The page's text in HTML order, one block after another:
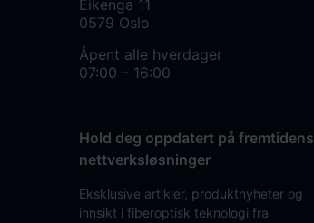
Eikenga 11
0579 Oslo
Åpent alle hverdager
07:00 – 16:00
Hold deg oppdatert på fremtidens
nettverksløsninger
Eksklusive artikler, produktnyheter og
innsikt i fiberoptisk teknologi fra